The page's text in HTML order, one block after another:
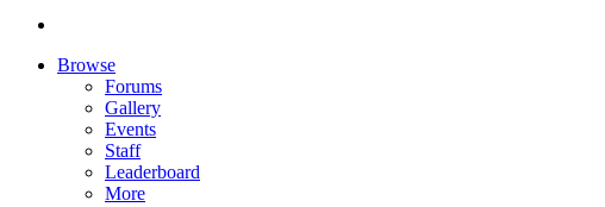
Browse
Forums
Gallery
Events
Staff
Leaderboard
More